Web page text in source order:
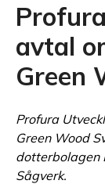
avtal
Green
Profura
Green Wood
dotterbolagen
Sågverk.